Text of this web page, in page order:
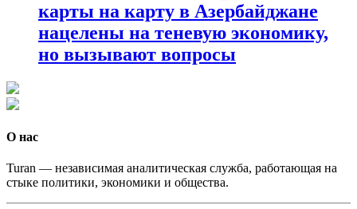
карты на карту в Азербайджане
нацелены на теневую экономику,
но вызывают вопросы
О нас
Turan — независимая аналитическая служба, работающая на
стыке политики, экономики и общества.